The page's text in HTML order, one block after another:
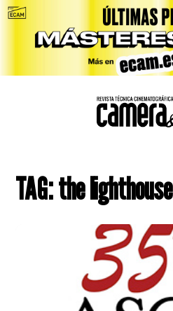
TAG: the lighthouse